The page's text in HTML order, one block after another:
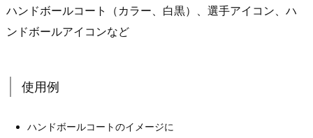
ハンドボールコート（カラー、白黒）、選手アイコン、ハ
ンドボールアイコンなど
使用例
ハンドボールコートのイメージに